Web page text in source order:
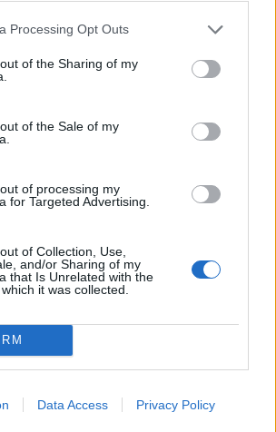
Processing Opt Outs
of the Sharing of my
of the Sale of my
of processing my
for Targeted Advertising.
of Collection, Use,
and/or Sharing of my
that Is Unrelated with the
it was collected.
Data Access Privacy Policy
ποδοσφαιρικό
μοιάζει πιο επίκαιρο
"Victory" του John Huston
κλασικό, «έντιμο» πολεμικό-αθλητικό
και προπαγάνδα αποκτά σήμερα πιο
αναγνώσεις.